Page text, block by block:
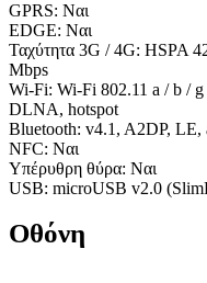
GPRS: Ναι
EDGE: Ναι
Ταχύτητα 3G / 4G: HSPA
Mbps
Wi-Fi: Wi-Fi 802.11 a / b / g
DLNA, hotspot
Bluetooth: v4.1, A2DP, LE,
NFC: Ναι
Υπέρυθρη θύρα: Ναι
USB: microUSB v2.0
Οθόνη